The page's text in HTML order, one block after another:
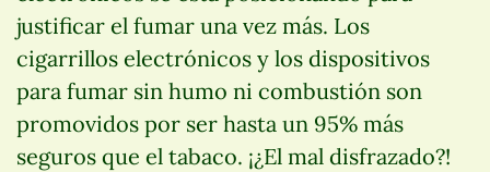
justificar el fumar una vez más. Los
cigarrillos electrónicos y los dispositivos
para fumar sin humo ni combustión son
promovidos por ser hasta un 95% más
seguros que el tabaco. ¡¿El mal disfrazado?!